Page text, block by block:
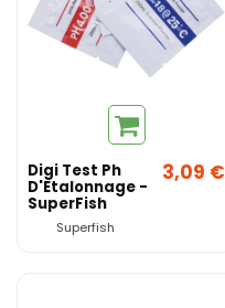
Digi Test Ph
D'Etalonnage -
SuperFish
Superfish
3,09 €